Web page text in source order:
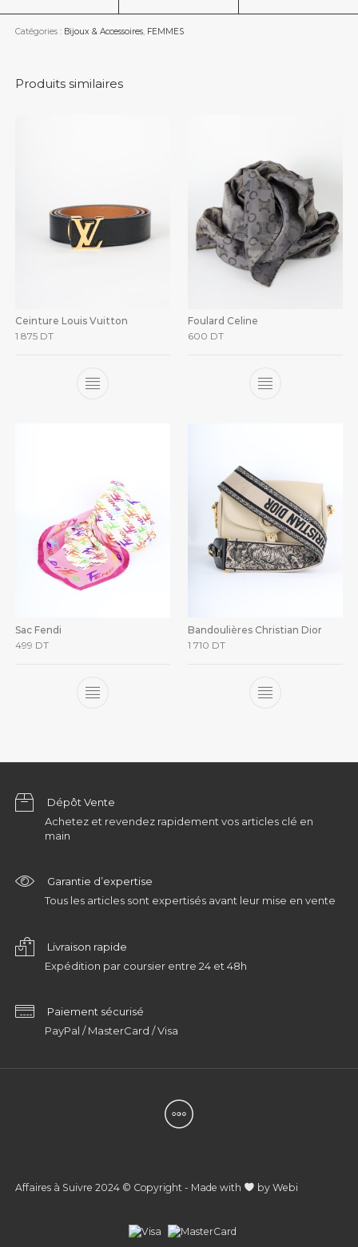
Catégories : Bijoux & Accessoires, FEMMES
Produits similaires
Ceinture Louis Vuitton
1 875 DT
Foulard Celine
600 DT
Sac Fendi
499 DT
Bandoulières Christian Dior
1 710 DT
Dépôt Vente
Achetez et revendez rapidement vos articles clé en
main
Garantie d’expertise
Tous les articles sont expertisés avant leur mise en vente
Livraison rapide
Expédition par coursier entre 24 et 48h
Paiement sécurisé
PayPal / MasterCard / Visa
Affaires à Suivre 2024 © Copyright - Made with by Webi